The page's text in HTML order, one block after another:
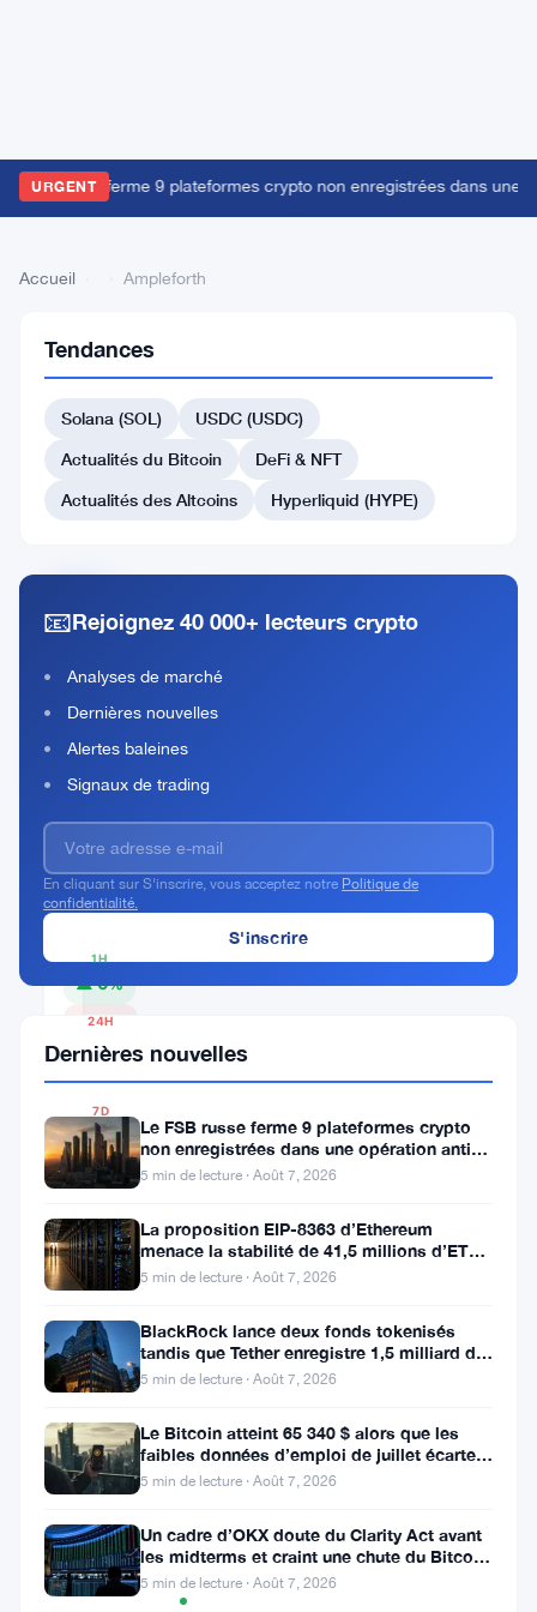
URGENT
FSB russe ferme 9 plateformes crypto non enregistrées dans une
Accueil Ampleforth
#557 Ark
#557 SuperTrust
#560 Hive
Ampleforth
AMPL
ACTUEL
$1.20
1H
▲ 0%
24H
▼
7D
▼
4.23%
Partager
Graphique
Tendances
Solana (SOL)
USDC (USDC)
Actualités du Bitcoin
DeFi & NFT
Actualités des Altcoins
Hyperliquid (HYPE)
📧Rejoignez 40 000+ lecteurs crypto
Analyses de marché
Dernières nouvelles
Alertes baleines
Signaux de trading
En cliquant sur S'inscrire, vous acceptez notre Politique de
confidentialité.
Dernières nouvelles
Le FSB russe ferme 9 plateformes crypto
non enregistrées dans une opération anti-
fraude à Moscou
5 min de lecture · Août 7, 2026
La proposition EIP-8363 d’Ethereum
menace la stabilité de 41,5 millions d’ETH
stakés et de la DeFi
5 min de lecture · Août 7, 2026
BlackRock lance deux fonds tokenisés
tandis que Tether enregistre 1,5 milliard de
bénéfices au T2
5 min de lecture · Août 7, 2026
Le Bitcoin atteint 65 340 $ alors que les
faibles données d’emploi de juillet écartent
une hausse des taux en
5 min de lecture · Août 7, 2026
Un cadre d’OKX doute du Clarity Act avant
les midterms et craint une chute du Bitcoin
à 55 000 $
5 min de lecture · Août 7, 2026